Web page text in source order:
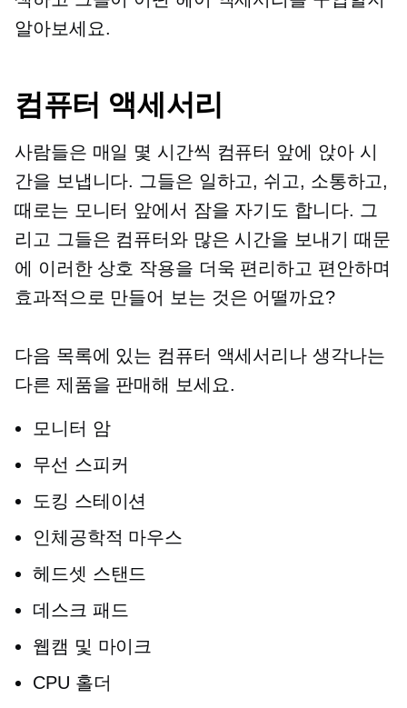
알아보세요.
컴퓨터 액세서리
사람들은 매일 몇 시간씩 컴퓨터 앞에 앉아 시
간을 보냅니다. 그들은 일하고, 쉬고, 소통하고,
때로는 모니터 앞에서 잠을 자기도 합니다. 그
리고 그들은 컴퓨터와 많은 시간을 보내기 때문
에 이러한 상호 작용을 더욱 편리하고 편안하며
효과적으로 만들어 보는 것은 어떨까요?
다음 목록에 있는 컴퓨터 액세서리나 생각나는
다른 제품을 판매해 보세요.
모니터 암
무선 스피커
도킹 스테이션
인체공학적 마우스
헤드셋 스탠드
데스크 패드
웹캠 및 마이크
CPU 홀더